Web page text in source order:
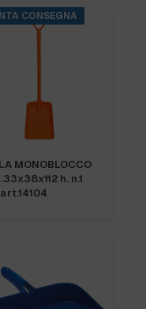
CONSEGNA
MONOBLOCCO
h. n.1